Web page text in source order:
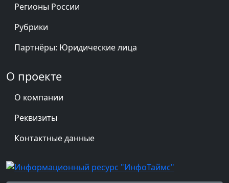
Регионы России
Рубрики
Партнёры: Юридические лица
О проекте
О компании
Реквизиты
Контактные данные